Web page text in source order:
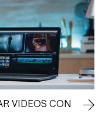
VIDEOS CON